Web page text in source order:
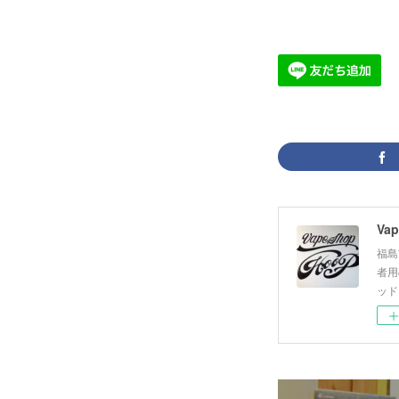
福
者
ッ